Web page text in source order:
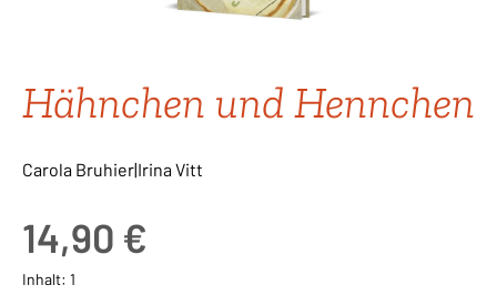
Hähnchen und Hennchen
Carola Bruhier|Irina Vitt
14,90 €
Inhalt: 1